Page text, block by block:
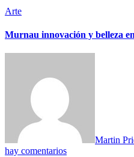
Arte
Murnau innovación y belleza
Martin
hay comentarios